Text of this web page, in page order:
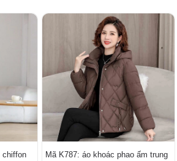
chiffon
Mã K787: áo khoác phao ấm trung